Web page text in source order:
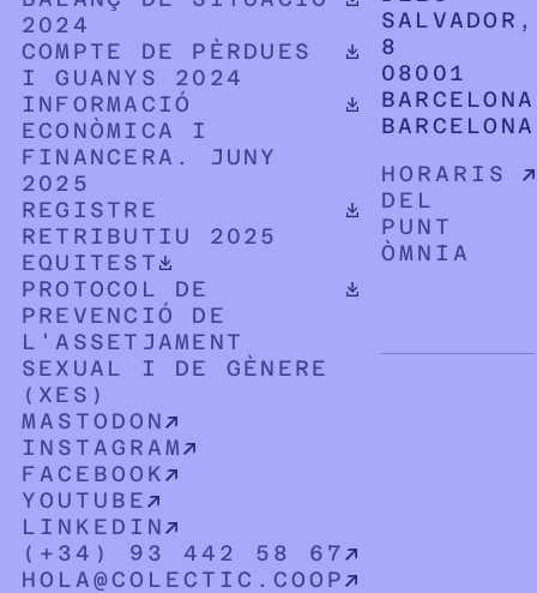
2024
COMPTE DE PÈRDUES
I GUANYS 2024
DOCUMENT PDF DESCARREGABLE
INFORMACIÓ
ECONÒMICA I
FINANCERA. JUNY
2025
DOCUMENT PDF DESCARREGABLE
REGISTRE
RETRIBUTIU 2025
DOCUMENT PDF DESCARREGABLE
EQUITEST
DOCUMENT PDF DESCARREGABLE
PROTOCOL DE
PREVENCIÓ DE
L'ASSETJAMENT
SEXUAL I DE GÈNERE
(XES)
DOCUMENT PDF DESCARREGABLE
MASTODON
INSTAGRAM
FACEBOOK
YOUTUBE
LINKEDIN
(+34) 93 442 58 67
HOLA@COLECTIC.COOP
SALVADOR,
8
08001
BARCELONA
BARCELONA
HORARIS
DEL
PUNT
ÒMNIA